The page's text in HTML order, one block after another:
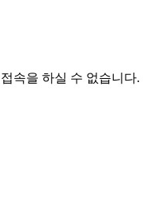
속을 하실 수 없습니다.